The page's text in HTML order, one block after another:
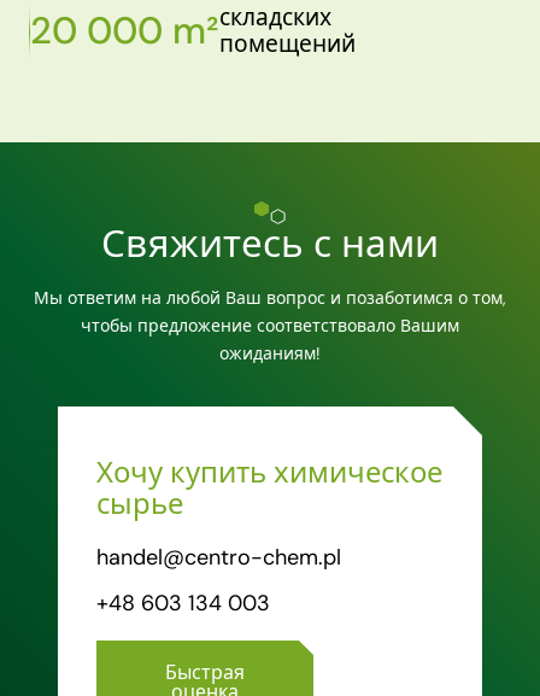
20 000 m²складских
помещений
Свяжитесь с нами
Мы ответим на любой Ваш вопрос и позаботимся о том,
чтобы предложение соответствовало Вашим
ожиданиям!
Хочу купить химическое
сырье
handel@centro-chem.pl
+48 603 134 003
Быстрая